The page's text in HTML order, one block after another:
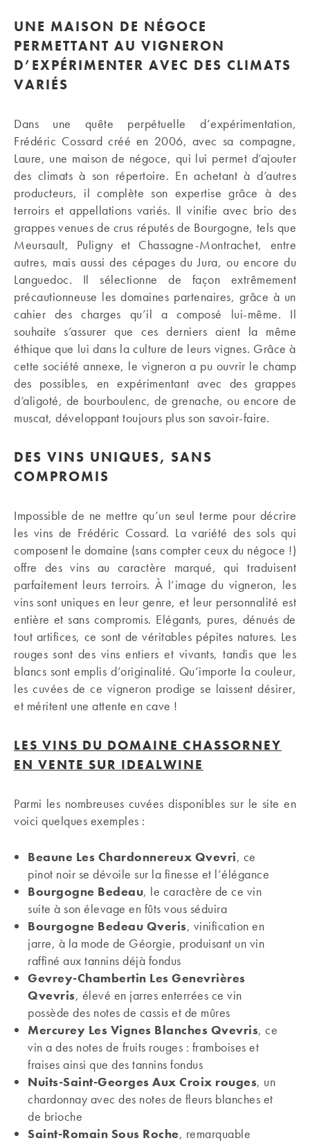
UNE MAISON DE NÉGOCE
PERMETTANT AU VIGNERON
D’EXPÉRIMENTER AVEC DES CLIMATS
VARIÉS
Dans une quête perpétuelle d’expérimentation,
Frédéric Cossard créé en 2006, avec sa compagne,
Laure, une maison de négoce, qui lui permet d’ajouter
des climats à son répertoire. En achetant à d’autres
producteurs, il complète son expertise grâce à des
terroirs et appellations variés. Il vinifie avec brio des
grappes venues de crus réputés de Bourgogne, tels que
Meursault, Puligny et Chassagne-Montrachet, entre
autres, mais aussi des cépages du Jura, ou encore du
Languedoc. Il sélectionne de façon extrêmement
précautionneuse les domaines partenaires, grâce à un
cahier des charges qu’il a composé lui-même. Il
souhaite s’assurer que ces derniers aient la même
éthique que lui dans la culture de leurs vignes. Grâce à
cette société annexe, le vigneron a pu ouvrir le champ
des possibles, en expérimentant avec des grappes
d’aligoté, de bourboulenc, de grenache, ou encore de
muscat, développant toujours plus son savoir-faire.
DES VINS UNIQUES, SANS
COMPROMIS
Impossible de ne mettre qu’un seul terme pour décrire
les vins de Frédéric Cossard. La variété des sols qui
composent le domaine (sans compter ceux du négoce !)
offre des vins au caractère marqué, qui traduisent
parfaitement leurs terroirs. À l’image du vigneron, les
vins sont uniques en leur genre, et leur personnalité est
entière et sans compromis. Elégants, pures, dénués de
tout artifices, ce sont de véritables pépites natures. Les
rouges sont des vins entiers et vivants, tandis que les
blancs sont emplis d’originalité. Qu’importe la couleur,
les cuvées de ce vigneron prodige se laissent désirer,
et méritent une attente en cave !
LES VINS DU DOMAINE CHASSORNEY
EN VENTE SUR IDEALWINE
Parmi les nombreuses cuvées disponibles sur le site en
voici quelques exemples :
Beaune Les Chardonnereux Qvevri, ce
pinot noir se dévoile sur la finesse et l’élégance
Bourgogne Bedeau, le caractère de ce vin
suite à son élevage en fûts vous séduira
Bourgogne Bedeau Qveris, vinification en
jarre, à la mode de Géorgie, produisant un vin
raffiné aux tannins déjà fondus
Gevrey-Chambertin Les Genevrières
Qvevris, élevé en jarres enterrées ce vin
possède des notes de cassis et de mûres
Mercurey Les Vignes Blanches Qvevris, ce
vin a des notes de fruits rouges : framboises et
fraises ainsi que des tannins fondus
Nuits-Saint-Georges Aux Croix rouges, un
chardonnay avec des notes de fleurs blanches et
de brioche
Saint-Romain Sous Roche, remarquable